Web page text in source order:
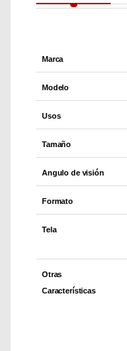
Marca
Modelo
Usos
Tamaño
Angulo de visión
Formato
Tela
Otras
Características